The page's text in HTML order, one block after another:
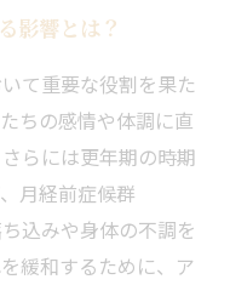
影響とは？
て重要な役割を果た
ちの感情や体調に直
らには更年期の時期
月経前症候群
込みや身体の不調を
緩和するために、ア